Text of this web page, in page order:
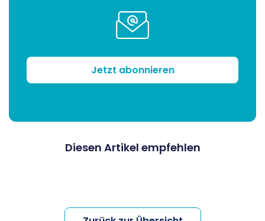
Jetzt abonnieren
Diesen Artikel empfehlen